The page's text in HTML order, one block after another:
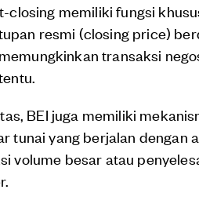
closing memiliki fungsi
resmi (closing price)
transaksi
BEI juga memiliki
tunai yang berjalan dengan
volume besar atau